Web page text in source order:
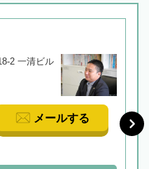
2 一清ビル
メールする